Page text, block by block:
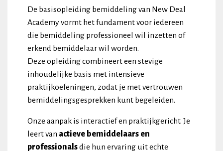
De basisopleiding bemiddeling van New Deal
Academy vormt het fundament voor iedereen
die bemiddeling professioneel wil inzetten of
erkend bemiddelaar wil worden.
Deze opleiding combineert een stevige
inhoudelijke basis met intensieve
praktijkoefeningen, zodat je met vertrouwen
bemiddelingsgesprekken kunt begeleiden.
Onze aanpak is interactief en praktijkgericht. Je
leert van actieve bemiddelaars en
professionalsdie hun ervaring uit echte